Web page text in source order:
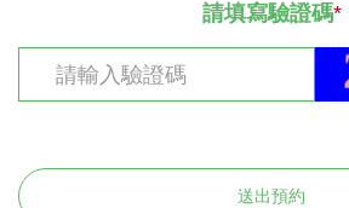
請填寫驗證碼*
送出預約